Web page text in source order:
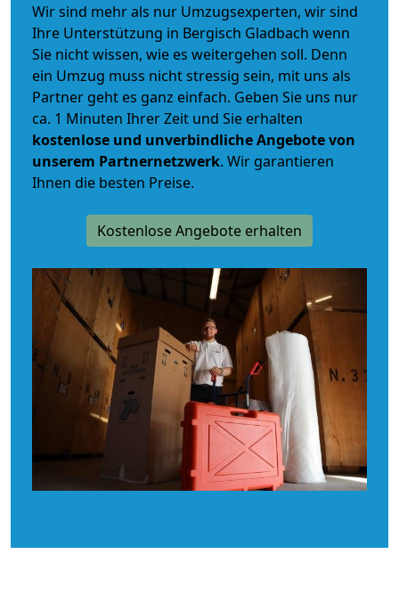
Wir sind mehr als nur Umzugsexperten, wir sind
Ihre Unterstützung in Bergisch Gladbach wenn
Sie nicht wissen, wie es weitergehen soll. Denn
ein Umzug muss nicht stressig sein, mit uns als
Partner geht es ganz einfach. Geben Sie uns nur
ca. 1 Minuten Ihrer Zeit und Sie erhalten
kostenlose und unverbindlicheAngebote von
unserem Partnernetzwerk. Wir garantieren
Ihnen die besten Preise.
Kostenlose Angebote erhalten